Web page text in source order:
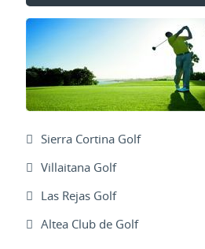
Sierra Cortina Golf
Villaitana Golf
Las Rejas Golf
Altea Club de Golf